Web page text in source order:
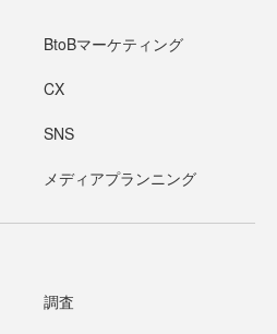
BtoBマーケティング
CX
SNS
メディアプランニング
調査